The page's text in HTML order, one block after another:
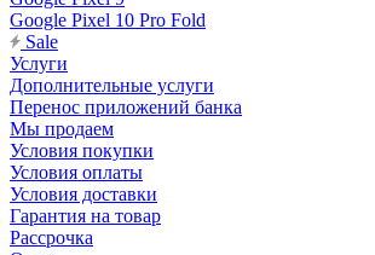
Google Pixel 10 Pro Fold
Sale
Услуги
Дополнительные услуги
Перенос приложений банка
Мы продаем
Условия покупки
Условия оплаты
Условия доставки
Гарантия на товар
Рассрочка